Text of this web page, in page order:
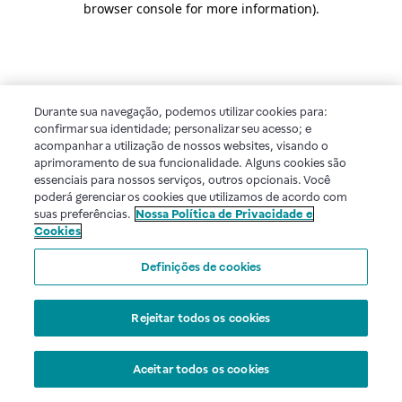
browser console for more information).
Durante sua navegação, podemos utilizar cookies para:
confirmar sua identidade; personalizar seu acesso; e
acompanhar a utilização de nossos websites, visando o
aprimoramento de sua funcionalidade. Alguns cookies são
essenciais para nossos serviços, outros opcionais. Você
poderá gerenciar os cookies que utilizamos de acordo com
suas preferências. Nossa Política de Privacidade e
Cookies
Definições de cookies
Rejeitar todos os cookies
Aceitar todos os cookies